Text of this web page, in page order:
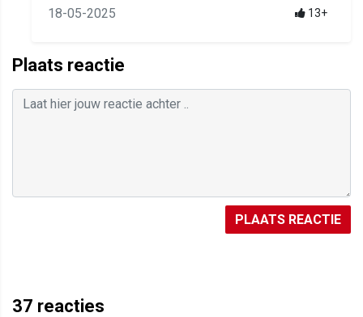
18-05-2025 13+
Plaats reactie
PLAATS REACTIE
37 reacties